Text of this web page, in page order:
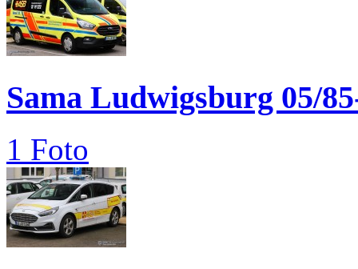
Sama Ludwigsburg 05/
1 Foto